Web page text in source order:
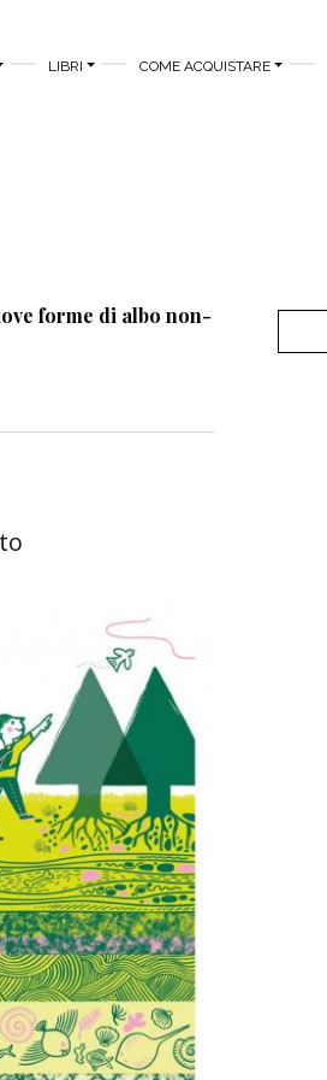
LIBRI COME ACQUISTARE
forme di albo non-
curiosità